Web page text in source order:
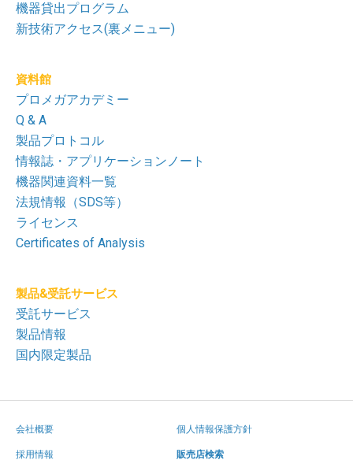
機器貸出プログラム
新技術アクセス(裏メニュー)
資料館
プロメガアカデミー
Q & A
製品プロトコル
情報誌・アプリケーションノート
機器関連資料一覧
法規情報（SDS等）
ライセンス
Certificates of Analysis
製品&受託サービス
受託サービス
製品情報
国内限定製品
会社概要 個人情報保護方針
採用情報 販売店検索